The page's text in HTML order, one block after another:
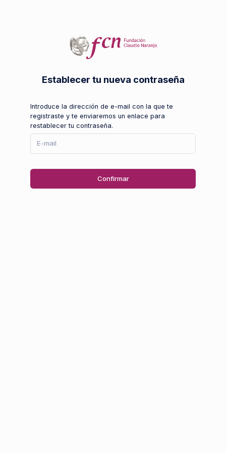
Establecer tu nueva contraseña
Introduce la dirección de e-mail con la que te
registraste y te enviaremos un enlace para
restablecer tu contraseña.
Confirmar